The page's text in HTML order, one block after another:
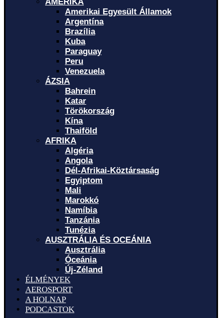
Amerikai Egyesült Államok
Argentína
Brazília
Kuba
Paraguay
Peru
Venezuela
ÁZSIA
Bahrein
Katar
Törökország
Kína
Thaiföld
AFRIKA
Algéria
Angola
Dél-Afrikai-Köztársaság
Egyiptom
Mali
Marokkó
Namíbia
Tanzánia
Tunézia
AUSZTRÁLIA ÉS OCEÁNIA
Ausztrália
Óceánia
Új-Zéland
ÉLMÉNYEK
AEROSPORT
A HOLNAP
PODCASTOK